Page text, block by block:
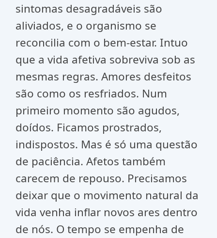
sintomas desagradáveis são
aliviados, e o organismo se
reconcilia com o bem-estar. Intuo
que a vida afetiva sobreviva sob as
mesmas regras. Amores desfeitos
são como os resfriados. Num
primeiro momento são agudos,
doídos. Ficamos prostrados,
indispostos. Mas é só uma questão
de paciência. Afetos também
carecem de repouso. Precisamos
deixar que o movimento natural da
vida venha inflar novos ares dentro
de nós. O tempo se empenha de